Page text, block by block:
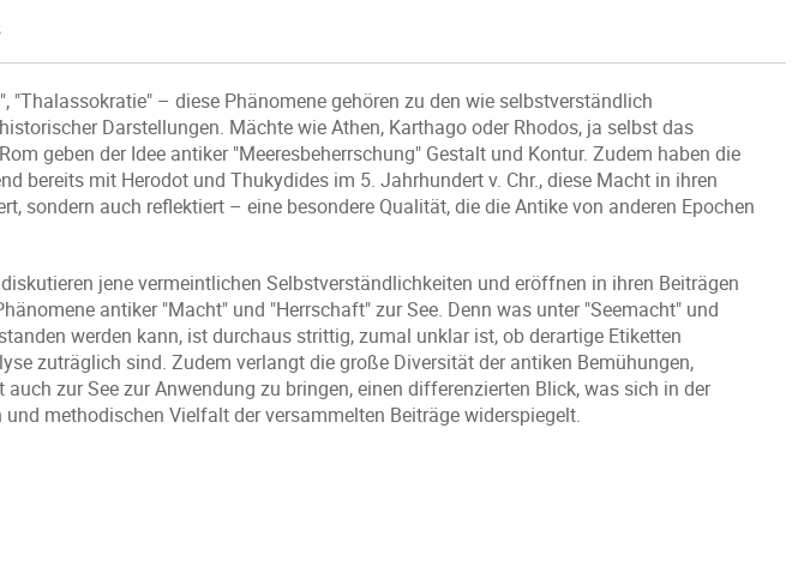
"Thalassokratie" – diese Phänomene gehören zu den wie selbstverständlich
Darstellungen. Mächte wie Athen, Karthago oder Rhodos, ja selbst das
geben der Idee antiker "Meeresbeherrschung" Gestalt und Kontur. Zudem haben die
bereits mit Herodot und Thukydides im 5. Jahrhundert v. Chr., diese Macht in ihren
sondern auch reflektiert – eine besondere Qualität, die die Antike von anderen Epochen
jene vermeintlichen Selbstverständlichkeiten und eröffnen in ihren Beiträgen
antiker "Macht" und "Herrschaft" zur See. Denn was unter "Seemacht" und
werden kann, ist durchaus strittig, zumal unklar ist, ob derartige Etiketten
zuträglich sind. Zudem verlangt die große Diversität der antiken Bemühungen,
zur See zur Anwendung zu bringen, einen differenzierten Blick, was sich in der
methodischen Vielfalt der versammelten Beiträge widerspiegelt.